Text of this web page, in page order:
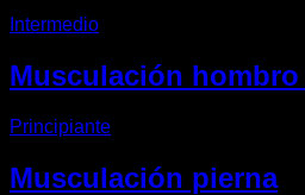
Intermedio
Musculación
Principiante
Musculación pierna